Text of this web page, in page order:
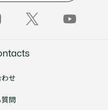
わせ
質問